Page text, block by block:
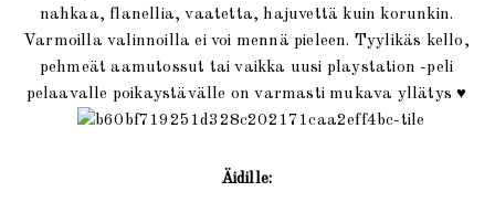
nahkaa, flanellia, vaatetta, hajuvettä kuin korunkin.
Varmoilla valinnoilla ei voi mennä pieleen. Tyylikäs kello,
pehmeät aamutossut tai vaikka uusi playstation -peli
pelaavalle poikaystävälle on varmasti mukava yllätys♥
Äidille: